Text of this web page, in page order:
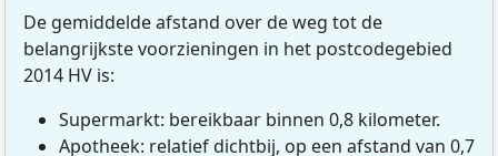
De gemiddelde afstand over de weg tot de
belangrijkste voorzieningen in het postcodegebied
2014 HV is:
Supermarkt: bereikbaar binnen 0,8 kilometer.
Apotheek: relatief dichtbij, op een afstand van 0,7